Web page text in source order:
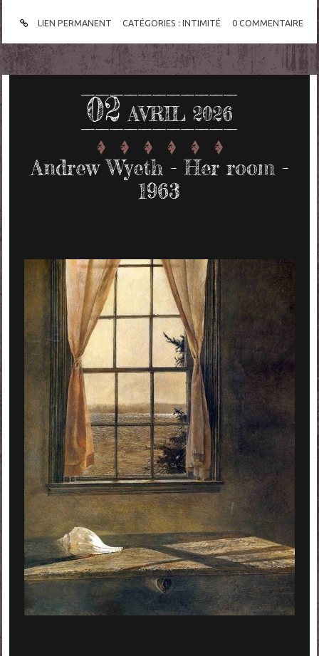
LIEN PERMANENT CATÉGORIES :INTIMITÉ 0 COMMENTAIRE
02 AVRIL 2026
Andrew Wyeth - Her room -
1963